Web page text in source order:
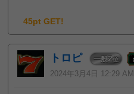
45pt GET!
トロピ 一般2位
2024年3月4日 12:29 AM